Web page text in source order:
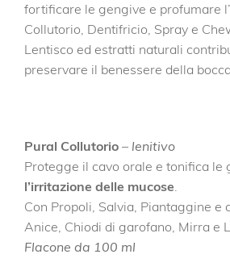
fortificare le gengive e profumare
Collutorio, Dentifricio, Spray e
Lentisco ed estratti naturali
preservare il benessere della
Pural Collutorio – lenitivo
Protegge il cavo orale e tonifica le
l’irritazione delle mucose.
Con Propoli, Salvia, Piantaggine e
Anice, Chiodi di garofano, Mirra e
Flacone da 100 ml